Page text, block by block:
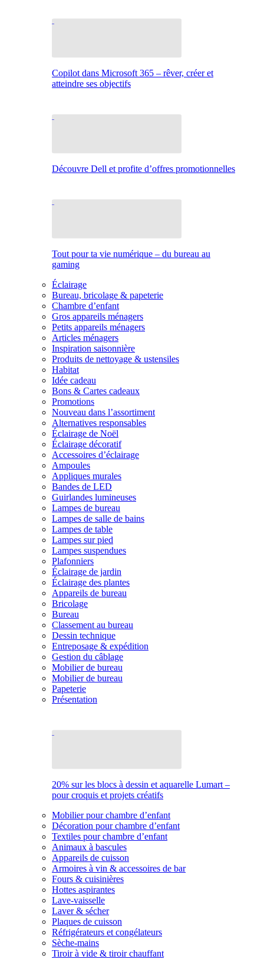
Copilot dans Microsoft 365 – rêver, créer et
atteindre ses objectifs
Découvre Dell et profite d’offres promotionnelles
Tout pour ta vie numérique – du bureau au
gaming
Éclairage
Bureau, bricolage & papeterie
Chambre d’enfant
Gros appareils ménagers
Petits appareils ménagers
Articles ménagers
Inspiration saisonnière
Produits de nettoyage & ustensiles
Habitat
Idée cadeau
Bons & Cartes cadeaux
Promotions
Nouveau dans l’assortiment
Alternatives responsables
Éclairage de Noël
Éclairage décoratif
Accessoires d’éclairage
Ampoules
Appliques murales
Bandes de LED
Guirlandes lumineuses
Lampes de bureau
Lampes de salle de bains
Lampes de table
Lampes sur pied
Lampes suspendues
Plafonniers
Éclairage de jardin
Éclairage des plantes
Appareils de bureau
Bricolage
Bureau
Classement au bureau
Dessin technique
Entreposage & expédition
Gestion du câblage
Mobilier de bureau
Mobilier de bureau
Papeterie
Présentation
20% sur les blocs à dessin et aquarelle Lumart –
pour croquis et projets créatifs
Mobilier pour chambre d’enfant
Décoration pour chambre d’enfant
Textiles pour chambre d’enfant
Animaux à bascules
Appareils de cuisson
Armoires à vin & accessoires de bar
Fours & cuisinières
Hottes aspirantes
Lave-vaisselle
Laver & sécher
Plaques de cuisson
Réfrigérateurs et congélateurs
Sèche-mains
Tiroir à vide & tiroir chauffant